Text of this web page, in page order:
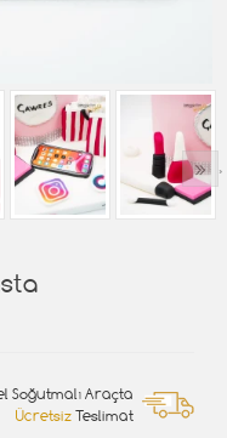
›
Soğutmalı Araçta
Ücretsiz Teslimat